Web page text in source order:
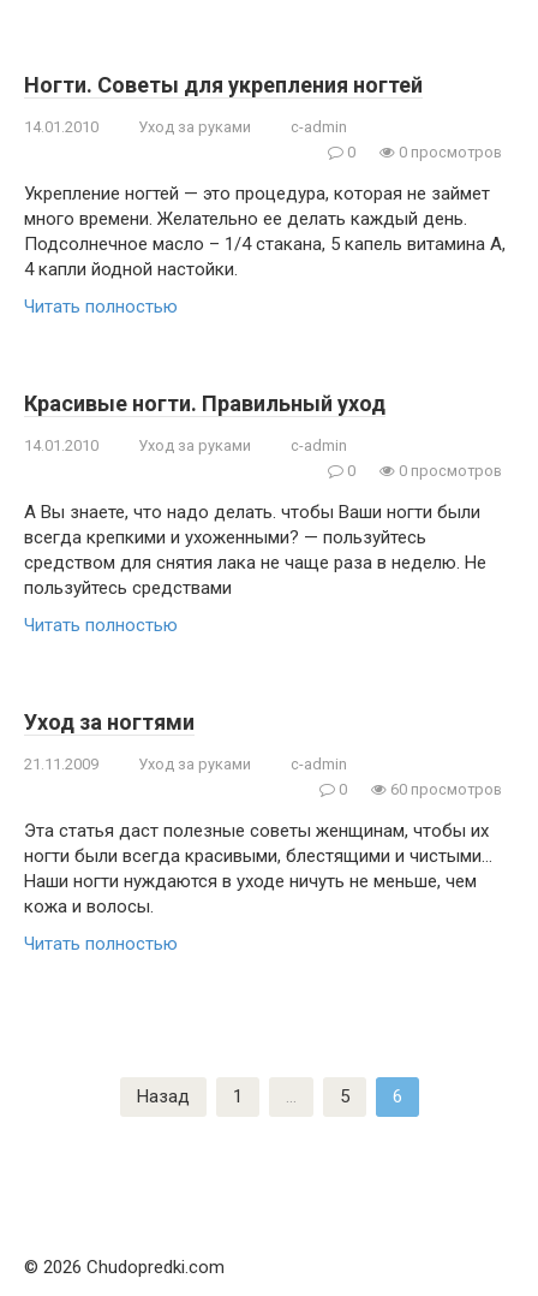
Ногти. Советы для укрепления ногтей
14.01.2010 Уход за руками
c-admin
0
0 просмотров
Укрепление ногтей — это процедура, которая не займет
много времени. Желательно ее делать каждый день.
Подсолнечное масло – 1/4 стакана, 5 капель витамина А,
4 капли йодной настойки.
Читать полностью
Красивые ногти. Правильный уход
14.01.2010 Уход за руками
c-admin
0
0 просмотров
А Вы знаете, что надо делать. чтобы Ваши ногти были
всегда крепкими и ухоженными? — пользуйтесь
средством для снятия лака не чаще раза в неделю. Не
пользуйтесь средствами
Читать полностью
Уход за ногтями
21.11.2009 Уход за руками
c-admin
0
60 просмотров
Эта статья даст полезные советы женщинам, чтобы их
ногти были всегда красивыми, блестящими и чистыми…
Наши ногти нуждаются в уходе ничуть не меньше, чем
кожа и волосы.
Читать полностью
Назад 1 … 5 6
© 2026 Chudopredki.com